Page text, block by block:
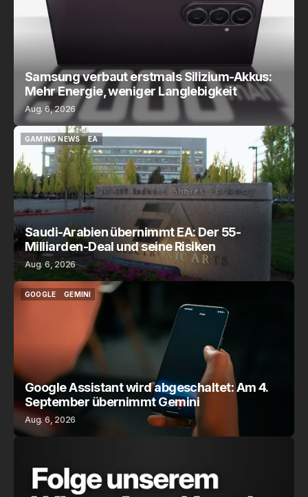
Samsung verbaut erstmals Silizium-Akkus:
Mehr Energie, weniger Langlebigkeit
Aug. 6, 2026
GAMING NEWS
GAMING NEWS
EA
EA
Saudi-Arabien übernimmt EA: Der 55-
Milliarden-Deal und seine Risiken
Aug. 6, 2026
GOOGLE
GEMINI
Google Assistant wird abgeschaltet: Am 4.
September übernimmt Gemini
Aug. 6, 2026